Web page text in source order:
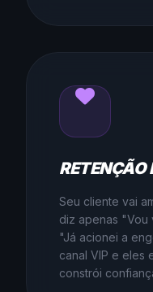
RETENÇÃO
Seu cliente vai
diz apenas
"Já acionei a
canal VIP e eles
constrói